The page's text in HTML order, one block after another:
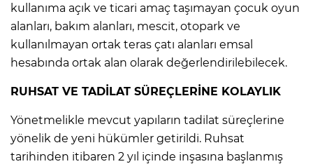
kullanıma açık ve ticari amaç taşımayan çocuk oyun
alanları, bakım alanları, mescit, otopark ve
kullanılmayan ortak teras çatı alanları emsal
hesabında ortak alan olarak değerlendirilebilecek.
RUHSAT VE TADİLAT SÜREÇLERİNE KOLAYLIK
Yönetmelikle mevcut yapıların tadilat süreçlerine
yönelik de yeni hükümler getirildi. Ruhsat
tarihinden itibaren 2 yıl içinde inşasına başlanmış